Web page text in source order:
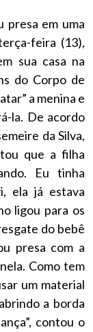
presa em uma
feira (13),
sua casa na
do Corpo de
a menina e
la. De acordo
da Silva,
que a filha
Eu tinha
ela já estava
ligou para os
do bebê
presa com a
Como tem
um material
a borda
contou o